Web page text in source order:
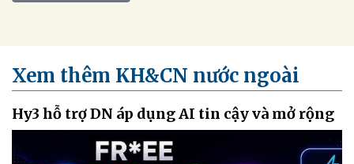
Xem thêm KH&CN nước ngoài
Hy3 hỗ trợ DN áp dụng AI tin cậy và mở rộng